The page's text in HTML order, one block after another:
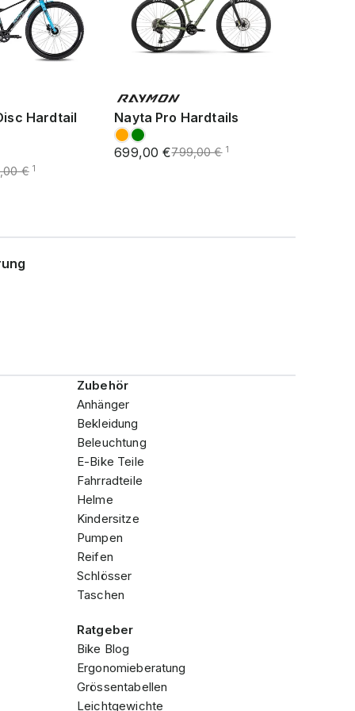
Hardtail
€ 1
Nayta Pro Hardtails
699,00 €799,00 € 1
Zubehör
Anhänger
Bekleidung
Beleuchtung
E-Bike Teile
Fahrradteile
Helme
Kindersitze
Pumpen
Reifen
Schlösser
Taschen
Ratgeber
Bike Blog
Ergonomieberatung
Grössentabellen
Leichtgewichte